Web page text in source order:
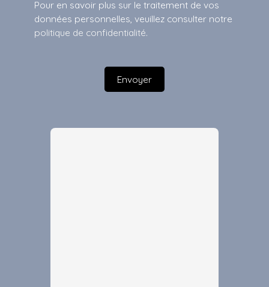
Pour en savoir plus sur le traitement de vos
données personnelles, veuillez consulter notre
politique de confidentialité.
Envoyer